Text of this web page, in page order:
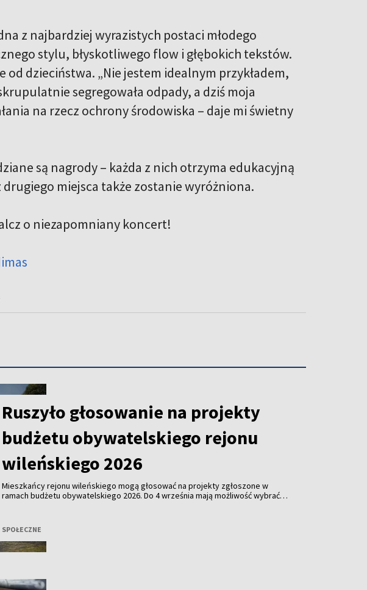
z najbardziej wyrazistych postaci młodego
stylu, błyskotliwego flow i głębokich tekstów.
dzieciństwa. „Nie jestem idealnym przykładem,
segregowała odpady, a dziś moja
na rzecz ochrony środowiska – daje mi świetny
są nagrody – każda z nich otrzyma edukacyjną
drugiego miejsca także zostanie wyróżniona.
o niezapomniany koncert!
Ruszyło głosowanie na projekty
budżetu obywatelskiego rejonu
wileńskiego 2026
Mieszkańcy rejonu wileńskiego mogą głosować na projekty zgłoszone w
ramach budżetu obywatelskiego 2026. Do 4 września mają możliwość wybrać
SPOŁECZNE